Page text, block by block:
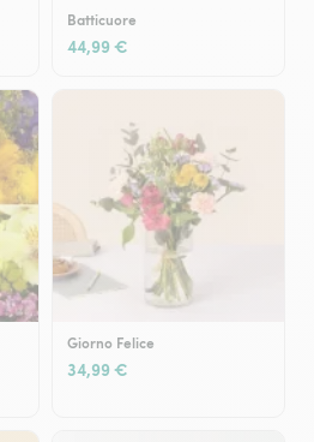
Batticuore
44,99 €
Giorno Felice
34,99 €